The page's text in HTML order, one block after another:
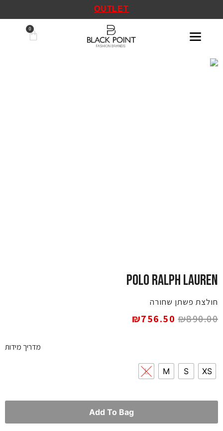
OUTLET
POLO RALPH LAUREN
חולצת פשתן שחורה
₪890.00
₪756.50
מדריך מידות
XS
S
M
L
Add To Bag